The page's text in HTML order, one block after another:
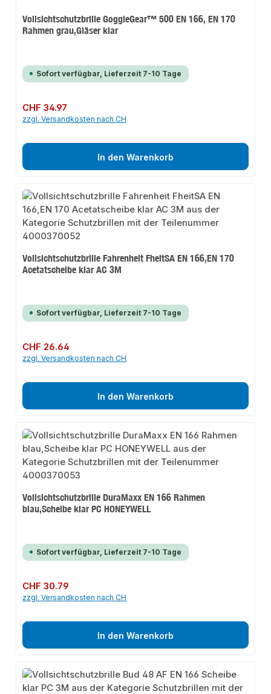
Vollsichtschutzbrille GoggleGear™ 500 EN 166, EN 170
Rahmen grau,Gläser klar
Sofort verfügbar, Lieferzeit 7-10 Tage
Regulärer Preis:
CHF 34.97
zzgl. Versandkosten nach CH
In den Warenkorb
Vollsichtschutzbrille Fahrenheit FheitSA EN 166,EN 170
Acetatscheibe klar AC 3M
Sofort verfügbar, Lieferzeit 7-10 Tage
Regulärer Preis:
CHF 26.64
zzgl. Versandkosten nach CH
In den Warenkorb
Vollsichtschutzbrille DuraMaxx EN 166 Rahmen
blau,Scheibe klar PC HONEYWELL
Sofort verfügbar, Lieferzeit 7-10 Tage
Regulärer Preis:
CHF 30.79
zzgl. Versandkosten nach CH
In den Warenkorb